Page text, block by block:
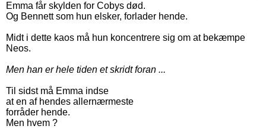
Emma får skylden for Cobys død.
Og Bennett som hun elsker, forlader hende.
Midt i dette kaos må hun koncentrere sig om at bekæmpe
Neos.
Men han er hele tiden et skridt foran ...
Til sidst må Emma indse
at en af hendes allernærmeste
forråder hende.
Men hvem ?